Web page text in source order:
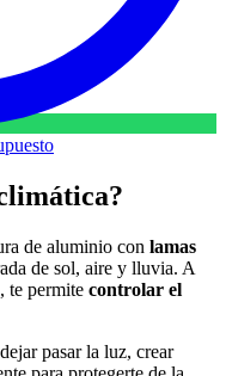
de aluminio con lamas
de sol, aire y lluvia. A
te permite controlar el
pasar la luz, crear